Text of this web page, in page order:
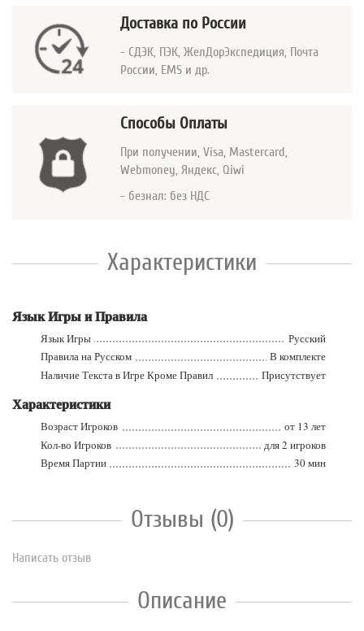
Доставка по России
- СДЭК, ПЭК, ЖелДорЭкспедиция, Почта
России, EMS и др.
Способы Оплаты
При получении, Visa, Mastercard
Webmoney, Яндекс, Qiwi
- безнал: без НДС
Характеристики
Язык Игры и Правила
Язык Игры
Русский
Правила на Русском
В комплекте
Наличие Текста в Игре Кроме Правил
Присутствует
Характеристики
Возраст Игроков
от 13 лет
Кол-во Игроков
для 2 игроков
Время Партии
30 мин
Отзывы (0)
Написать отзыв
Описание